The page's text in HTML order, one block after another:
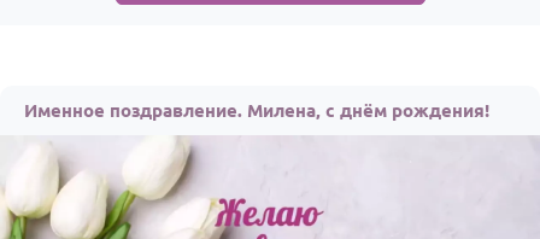
Именное поздравление. Милена, с днём рождения!